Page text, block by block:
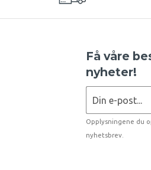
Få våre
nyheter!
Opplysningene du
nyhetsbrev.